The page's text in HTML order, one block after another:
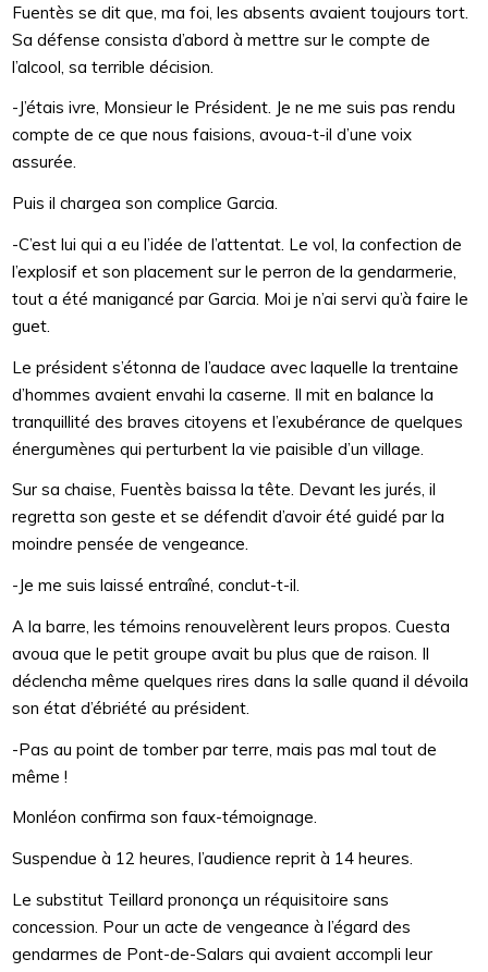
Fuentès se dit que, ma foi, les absents avaient toujours tort.
Sa défense consista d’abord à mettre sur le compte de
l’alcool, sa terrible décision.
-J’étais ivre, Monsieur le Président. Je ne me suis pas rendu
compte de ce que nous faisions, avoua-t-il d’une voix
assurée.
Puis il chargea son complice Garcia.
-C’est lui qui a eu l’idée de l’attentat. Le vol, la confection de
l’explosif et son placement sur le perron de la gendarmerie,
tout a été manigancé par Garcia. Moi je n’ai servi qu’à faire le
guet.
Le président s’étonna de l’audace avec laquelle la trentaine
d’hommes avaient envahi la caserne. Il mit en balance la
tranquillité des braves citoyens et l’exubérance de quelques
énergumènes qui perturbent la vie paisible d’un village.
Sur sa chaise, Fuentès baissa la tête. Devant les jurés, il
regretta son geste et se défendit d’avoir été guidé par la
moindre pensée de vengeance.
-Je me suis laissé entraîné, conclut-t-il.
A la barre, les témoins renouvelèrent leurs propos. Cuesta
avoua que le petit groupe avait bu plus que de raison. Il
déclencha même quelques rires dans la salle quand il dévoila
son état d’ébriété au président.
-Pas au point de tomber par terre, mais pas mal tout de
même !
Monléon confirma son faux-témoignage.
Suspendue à 12 heures, l’audience reprit à 14 heures.
Le substitut Teillard prononça un réquisitoire sans
concession. Pour un acte de vengeance à l’égard des
gendarmes de Pont-de-Salars qui avaient accompli leur